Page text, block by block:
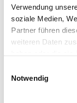
Verwendung
soziale Medien,
Partner führen
weiteren Daten
Notwendig
loading